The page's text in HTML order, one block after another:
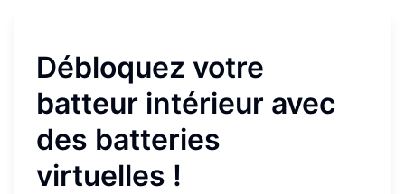
Débloquez votre
batteur intérieur avec
des batteries
virtuelles !